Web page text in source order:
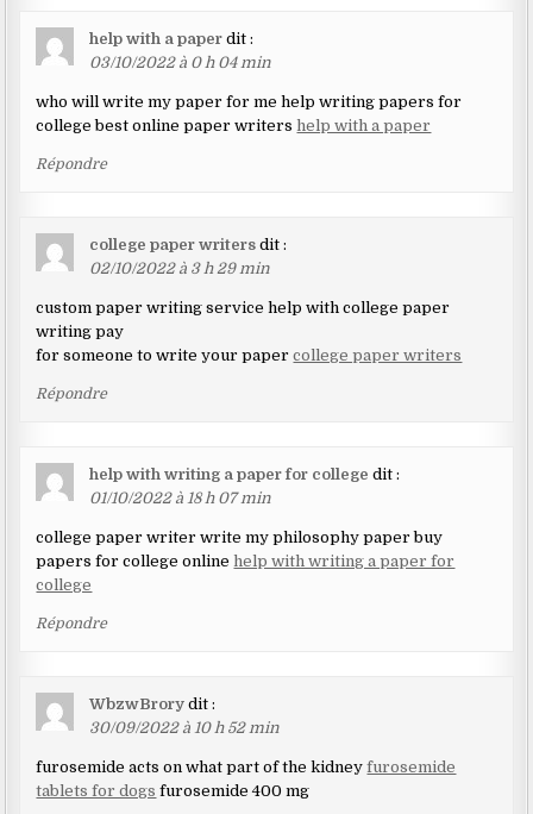
help with a paper dit :
03/10/2022 à 0 h 04 min
who will write my paper for me help writing papers for
college best online paper writershelp with a paper
Répondre
college paper writers dit :
02/10/2022 à 3 h 29 min
custom paper writing service help with college paper
writing pay
for someone to write your papercollege paper writers
Répondre
help with writing a paper for college dit :
01/10/2022 à 18 h 07 min
college paper writer write my philosophy paper buy
papers for college onlinehelp with writing a paper for
college
Répondre
WbzwBrory dit :
30/09/2022 à 10 h 52 min
furosemide acts on what part of the kidneyfurosemide
tablets for dogs furosemide 400 mg